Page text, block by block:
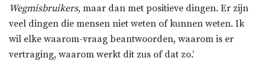
Wegmisbruikers, maar dan met positieve dingen. Er zijn
veel dingen die mensen niet weten of kunnen weten. Ik
wil elke waarom-vraag beantwoorden, waarom is er
vertraging, waarom werkt dit zus of dat zo.’